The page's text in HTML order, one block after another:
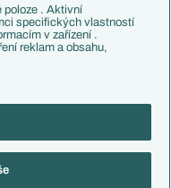
ČTK.
údajů
poloze . Aktivní
specifických vlastností
v zařízení .
reklam a obsahu,